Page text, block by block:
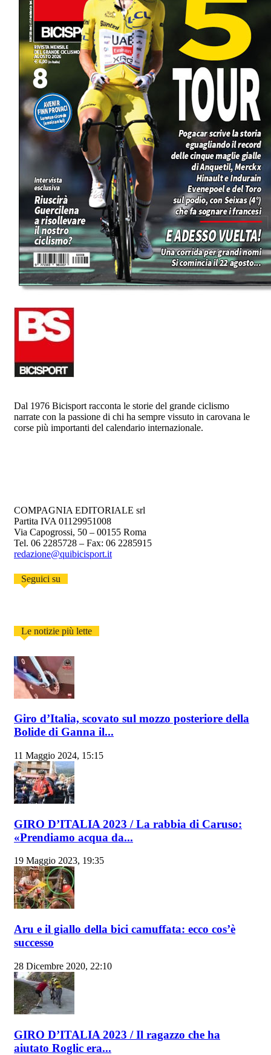
Dal 1976 Bicisport racconta le storie del grande ciclismo
narrate con la passione di chi ha sempre vissuto in carovana le
corse più importanti del calendario internazionale.
COMPAGNIA EDITORIALE srl
Partita IVA 01129951008
Via Capogrossi, 50 – 00155 Roma
Tel. 06 2285728 – Fax: 06 2285915
redazione@quibicisport.it
Seguici su
Le notizie più lette
Giro d’Italia, scovato sul mozzo posteriore della
Bolide di Ganna il...
11 Maggio 2024, 15:15
GIRO D’ITALIA 2023 / La rabbia di Caruso:
«Prendiamo acqua da...
19 Maggio 2023, 19:35
Aru e il giallo della bici camuffata: ecco cos’è
successo
28 Dicembre 2020, 22:10
GIRO D’ITALIA 2023 / Il ragazzo che ha
aiutato Roglic era...